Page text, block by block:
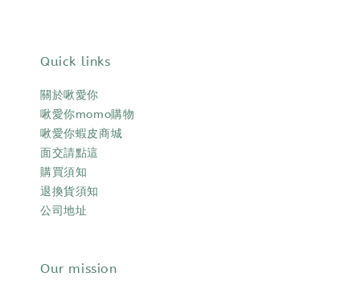
Quick links
關於啾愛你
啾愛你momo購物
啾愛你蝦皮商城
面交請點這
購買須知
退換貨須知
公司地址
Our mission